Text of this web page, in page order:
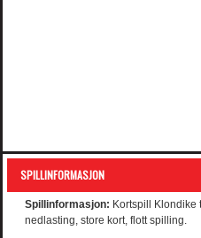
SPILLINFORMASJON
Spillinformasjon: Kortspill Klondike
nedlasting, store kort, flott spilling.